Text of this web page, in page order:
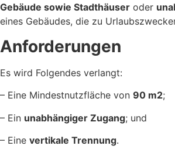
Gebäude sowie Stadthäuser oder
eines Gebäudes, die zu
Anforderungen
Es wird Folgendes verlangt:
– Eine Mindestnutzfläche von 90 m2;
– Ein unabhängiger Zugang; und
– Eine vertikale Trennung.